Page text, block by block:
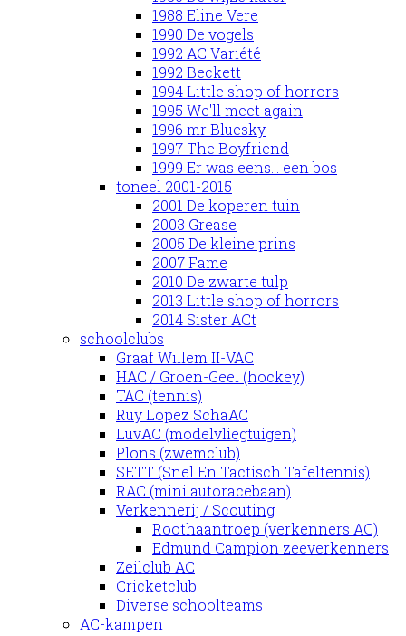
1988 Eline Vere
1990 De vogels
1992 AC Variété
1992 Beckett
1994 Little shop of horrors
1995 We'll meet again
1996 mr Bluesky
1997 The Boyfriend
1999 Er was eens... een bos
toneel 2001-2015
2001 De koperen tuin
2003 Grease
2005 De kleine prins
2007 Fame
2010 De zwarte tulp
2013 Little shop of horrors
2014 Sister ACt
schoolclubs
Graaf Willem II-VAC
HAC / Groen-Geel (hockey)
TAC (tennis)
Ruy Lopez SchaAC
LuvAC (modelvliegtuigen)
Plons (zwemclub)
SETT (Snel En Tactisch Tafeltennis)
RAC (mini autoracebaan)
Verkennerij / Scouting
Roothaantroep (verkenners AC)
Edmund Campion zeeverkenners
Zeilclub AC
Cricketclub
Diverse schoolteams
AC-kampen